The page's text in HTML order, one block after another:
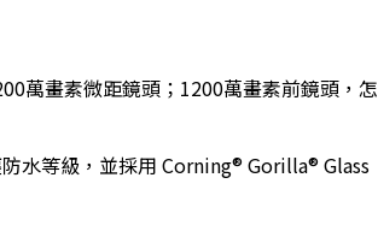
萬畫素微距鏡頭；1200萬畫素前鏡頭，怎
水等級，並採用 Corning® Gorilla® Glass